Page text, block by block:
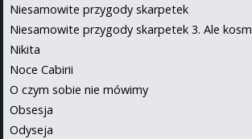
Niesamowite przygody skarpetek
Niesamowite przygody skarpetek 3. Ale
Nikita
Noce Cabirii
O czym sobie nie mówimy
Obsesja
Odyseja